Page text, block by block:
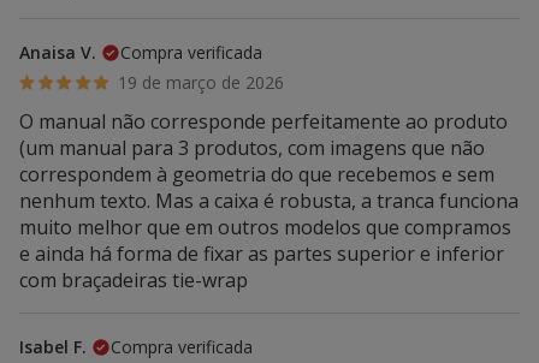
Anaisa V.
Compra verificada
19 de março de 2026
O manual não corresponde perfeitamente ao produto
(um manual para 3 produtos, com imagens que não
correspondem à geometria do que recebemos e sem
nenhum texto. Mas a caixa é robusta, a tranca funciona
muito melhor que em outros modelos que compramos
e ainda há forma de fixar as partes superior e inferior
com braçadeiras tie-wrap
Isabel F.
Compra verificada